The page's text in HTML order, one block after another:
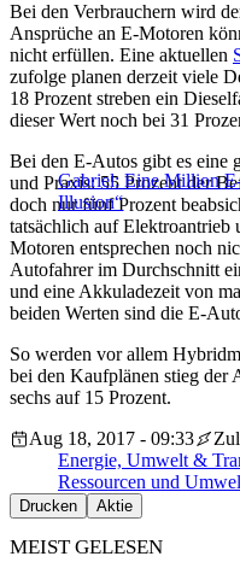
Bei den Verbrauchern wird
Ansprüche an E-Motoren
nicht erfüllen. Eine aktuellen
zufolge planen derzeit viele
18 Prozent streben ein
dieser Wert noch bei 31
Gabriel: Eine Million
Illusion“
Bei den E-Autos gibt es eine
und Praxis: 55 Prozent der
doch nur fünf Prozent
tatsächlich auf Elektroantrieb
Motoren entsprechen noch
Autofahrer im Durchschnitt
und eine Akkuladezeit von
beiden Werten sind die E-
So werden vor allem
bei den Kaufplänen stieg der
sechs auf 15 Prozent.
Aug 18, 2017 - 09:33
Energie, Umwelt &
Ressourcen und
Drucken Aktie
MEIST GELESEN